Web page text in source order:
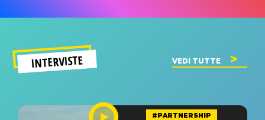
INTERVISTE VEDI TUTTE
#PARTNERSHIP